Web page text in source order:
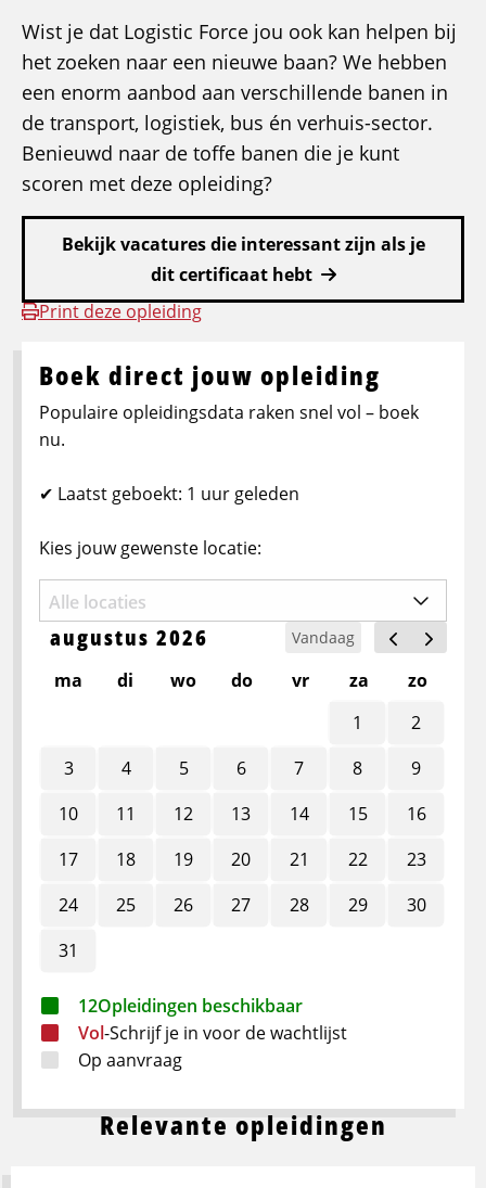
Wist je dat Logistic Force jou ook kan helpen bij
het zoeken naar een nieuwe baan? We hebben
een enorm aanbod aan verschillende banen in
de transport, logistiek, bus én verhuis-sector.
Benieuwd naar de toffe banen die je kunt
scoren met deze opleiding?
Bekijk vacatures die interessant zijn als je
dit certificaat hebt
Print deze opleiding
Boek direct jouw opleiding
Populaire opleidingsdata raken snel vol – boek
nu.
✔ Laatst geboekt: 1 uur geleden
Kies jouw gewenste locatie:
augustus 2026 Vandaag
ma di wo do vr za
zo
1
2
3
4 5 6 7 8
9
10
11 12 13 14 15
16
17
18 19 20 21 22
23
24
25 26 27 28 29
30
31
12Opleidingen beschikbaar
Vol-Schrijf je in voor de wachtlijst
Op aanvraag
Relevante opleidingen